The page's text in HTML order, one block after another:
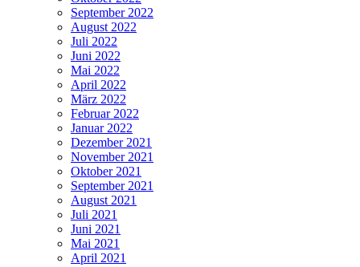
September 2022
August 2022
Juli 2022
Juni 2022
Mai 2022
April 2022
März 2022
Februar 2022
Januar 2022
Dezember 2021
November 2021
Oktober 2021
September 2021
August 2021
Juli 2021
Juni 2021
Mai 2021
April 2021